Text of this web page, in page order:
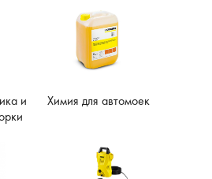
и
Химия для автомоек